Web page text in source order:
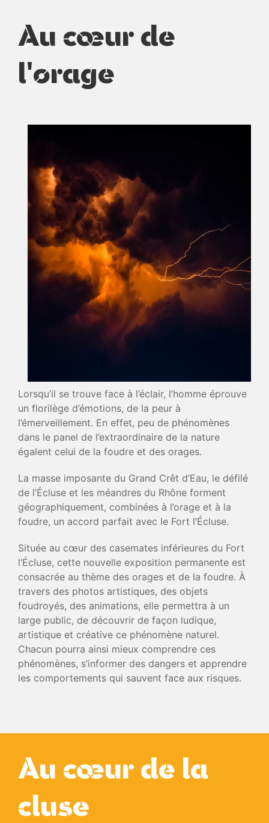
Au cœur de
l'orage
‎Lorsqu’il se trouve face à l’éclair, l’homme éprouve
un florilège d’émotions, de la peur à
l’émerveillement. En effet, peu de phénomènes
dans le panel de l’extraordinaire de la nature
égalent celui de la foudre et des orages.
La masse imposante du Grand Crêt d’Eau, le défilé
de l’Écluse et les méandres du Rhône forment
géographiquement, combinées à l’orage et à la
foudre, un accord parfait avec le Fort l’Écluse.
Située au cœur des casemates inférieures du Fort
l’Écluse, cette nouvelle exposition permanente est
consacrée au thème des orages et de la foudre. À
travers des photos artistiques, des objets
foudroyés, des animations, elle permettra à un
large public, de découvrir de façon ludique,
artistique et créative ce phénomène naturel.
Chacun pourra ainsi mieux comprendre ces
phénomènes, s’informer des dangers et apprendre
les comportements qui sauvent face aux risques.
Au cœur de la
cluse